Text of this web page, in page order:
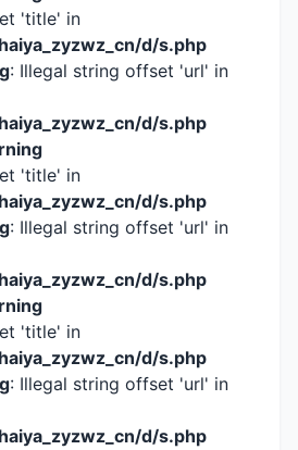
'title' in
d/s.php
: Illegal string offset 'url' in
d/s.php
'title' in
d/s.php
: Illegal string offset 'url' in
d/s.php
'title' in
d/s.php
: Illegal string offset 'url' in
d/s.php